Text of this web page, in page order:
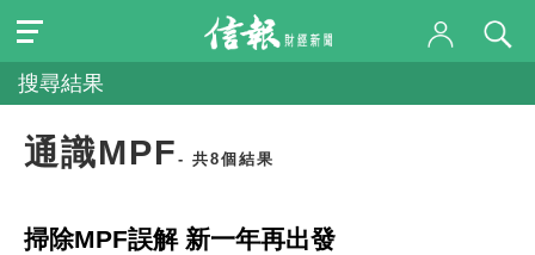
搜尋結果
通識MPF - 共8個結果
掃除MPF誤解 新一年再出發